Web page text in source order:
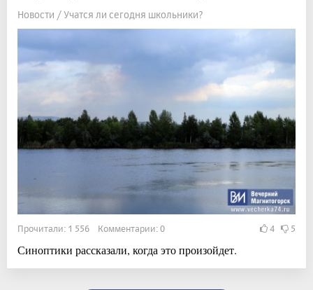
Новости / Учатся ли сегодня школьники?
Прочитали: 1 556 Комментарии: 0 4 5
Синоптики рассказали, когда это произойдет.